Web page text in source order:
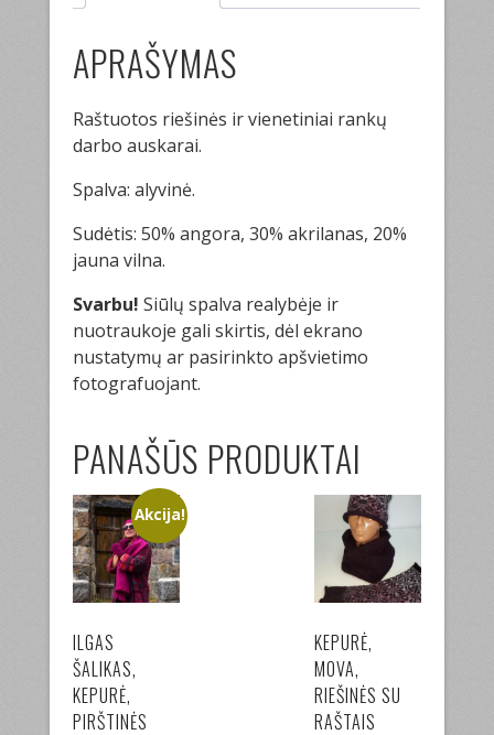
APRAŠYMAS
Raštuotos riešinės ir vienetiniai rankų
darbo auskarai.
Spalva: alyvinė.
Sudėtis: 50% angora, 30% akrilanas, 20%
jauna vilna.
Svarbu! Siūlų spalva realybėje ir
nuotraukoje gali skirtis, dėl ekrano
nustatymų ar pasirinkto apšvietimo
fotografuojant.
PANAŠŪS PRODUKTAI
Akcija!
ILGAS
ŠALIKAS,
KEPURĖ,
PIRŠTINĖS
KEPURĖ,
MOVA,
RIEŠINĖS SU
RAŠTAIS